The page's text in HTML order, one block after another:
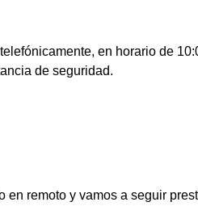
en horario de
de seguridad.
remoto y vamos a seguir